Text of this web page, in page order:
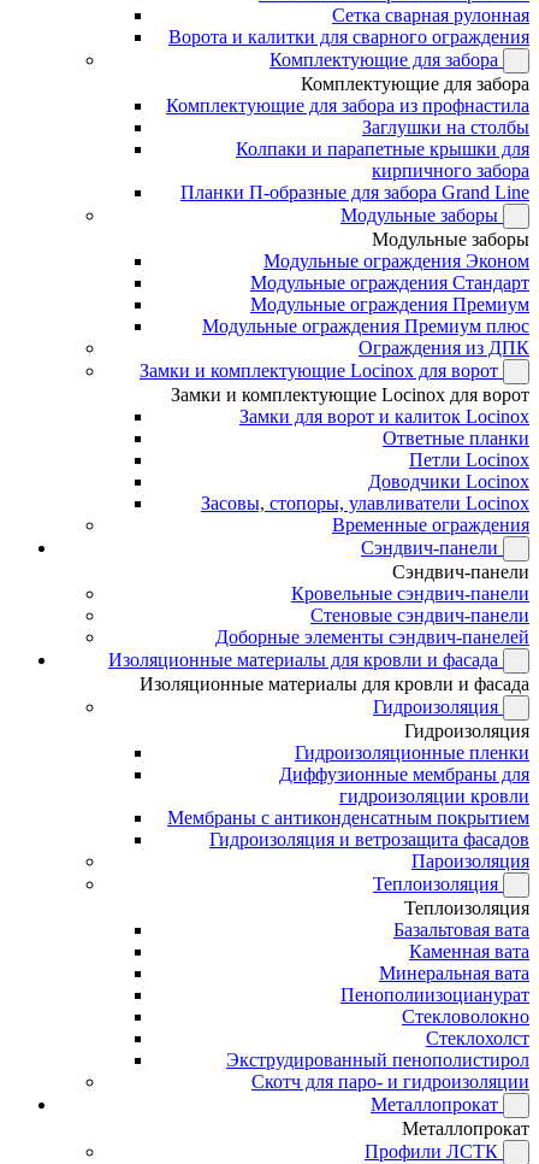
Сетка сварная рулонная
Ворота и калитки для сварного ограждения
Комплектующие для забора
Комплектующие для забора
Комплектующие для забора из профнастила
Заглушки на столбы
Колпаки и парапетные крышки для
кирпичного забора
Планки П-образные для забора Grand Line
Модульные заборы
Модульные заборы
Модульные ограждения Эконом
Модульные ограждения Стандарт
Модульные ограждения Премиум
Модульные ограждения Премиум плюс
Ограждения из ДПК
Замки и комплектующие Locinox для ворот
Замки и комплектующие Locinox для ворот
Замки для ворот и калиток Locinox
Ответные планки
Петли Locinox
Доводчики Locinox
Засовы, стопоры, улавливатели Locinox
Временные ограждения
Сэндвич-панели
Сэндвич-панели
Кровельные сэндвич-панели
Стеновые сэндвич-панели
Доборные элементы сэндвич-панелей
Изоляционные материалы для кровли и фасада
Изоляционные материалы для кровли и фасада
Гидроизоляция
Гидроизоляция
Гидроизоляционные пленки
Диффузионные мембраны для
гидроизоляции кровли
Мембраны с антиконденсатным покрытием
Гидроизоляция и ветрозащита фасадов
Пароизоляция
Теплоизоляция
Теплоизоляция
Базальтовая вата
Каменная вата
Минеральная вата
Пенополиизоцианурат
Стекловолокно
Стеклохолст
Экструдированный пенополистирол
Скотч для паро- и гидроизоляции
Металлопрокат
Металлопрокат
Профили ЛСТК